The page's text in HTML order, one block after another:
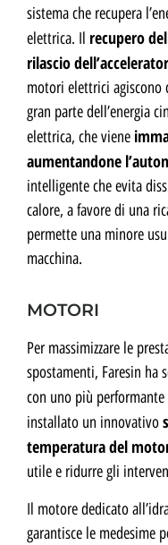
sistema che recupera
elettrica. Il recupero
rilascio
motori elettrici agiscono
gran parte dell’energia
elettrica, che viene
aumentandone
intelligente che evita
calore, a favore di una
permette una minore
macchina.
MOTORI
Per massimizzare le
spostamenti, Faresin
con uno più performante
installato un innovativo
temperatura del
utile e ridurre gli
Il motore dedicato
garantisce le medesime